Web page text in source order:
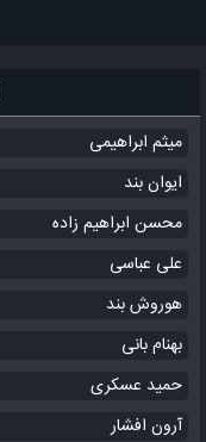
میثم ابراهیمی
ایوان بند
محسن ابراهیم زاده
علی عباسی
هوروش بند
بهنام بانی
حمید عسکری
آرون افشار